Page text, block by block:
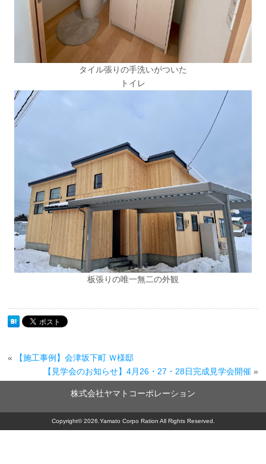
タイル張りの手洗いがついた
トイレ
板張りの唯一無二の外観
«
【施工事例】会津坂下町 Ｗ様邸
【見学会のお知らせ】4月26・27・28日完成見学会開催»
株式会社ヤマトコーポレーション
Copyright© 2026.Yamato Corpo Ration All Rights Reserved.